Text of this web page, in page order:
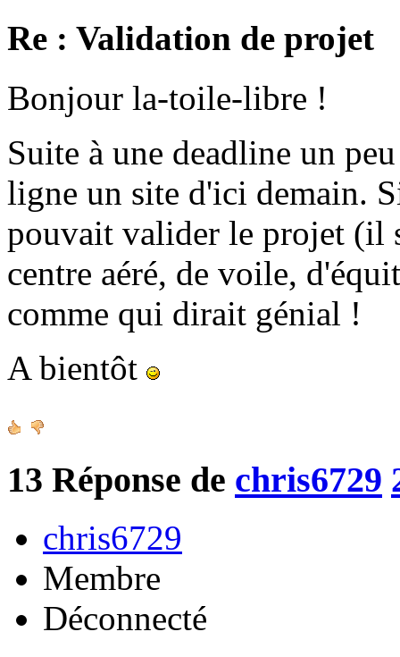
Re : Validation de projet
Bonjour la-toile-libre !
Suite à une deadline un
ligne un site d'ici demain.
pouvait valider le projet (il
centre aéré, de voile,
comme qui dirait génial !
A bientôt
13 Réponse de chris6729
chris6729
Membre
Déconnecté